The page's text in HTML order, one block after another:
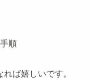
順
ば嬉しいです。